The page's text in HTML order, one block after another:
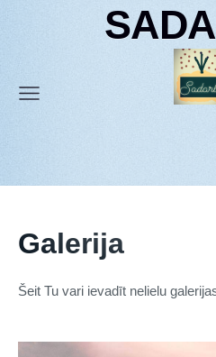
Galerija
Šeit Tu vari ievadīt nelielu